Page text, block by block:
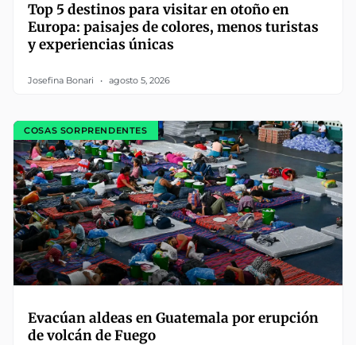
Top 5 destinos para visitar en otoño en
Europa: paisajes de colores, menos turistas
y experiencias únicas
Josefina Bonari agosto 5, 2026
COSAS SORPRENDENTES
Evacúan aldeas en Guatemala por erupción
de volcán de Fuego